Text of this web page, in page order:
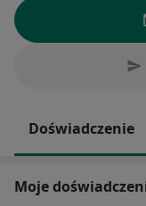
Doświadczenie
Moje